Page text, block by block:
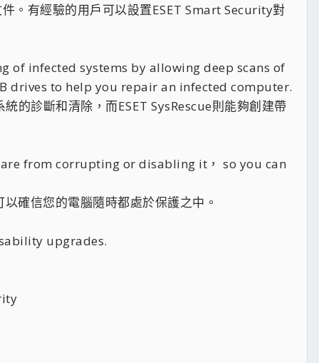
。有經驗的用戶可以設置ESET Smart Security對
of infected systems by allowing deep scans of
drives to help you repair an infected computer.
的診斷和清除，而ESET SysRescue則能夠創建帶
from corrupting or disabling it， so you can
確信您的電腦隨時都處於保護之中。
upgrades.